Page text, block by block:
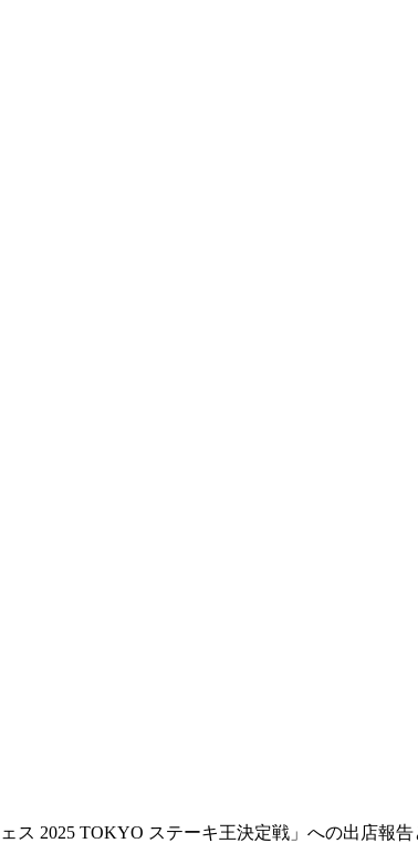
ェス 2025 TOKYO ステーキ王決定戦」への出店報